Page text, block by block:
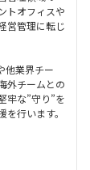
トオフィスや
営管理に転じ
他業界チー
外チームとの
牢な”守り”を
行います。